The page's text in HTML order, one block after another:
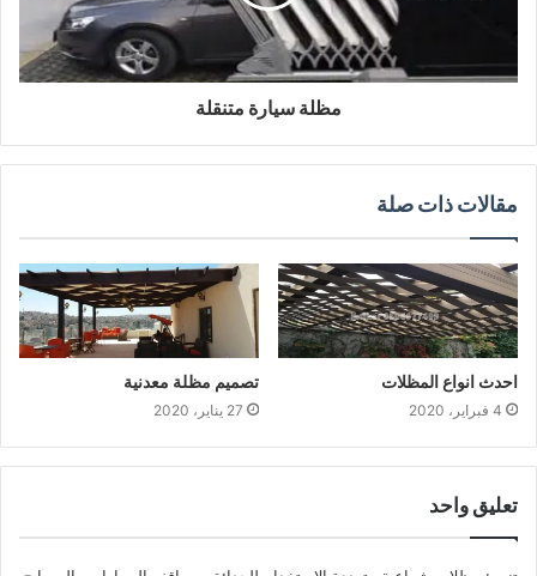
مظلة سيارة متنقلة
مقالات ذات صلة
احدث انواع المظلات
4 فبراير، 2020
تصميم مظلة معدنية
27 يناير، 2020
تعليق واحد